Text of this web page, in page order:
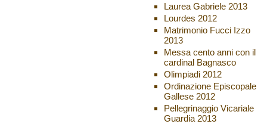
Laurea Gabriele 2013
Lourdes 2012
Matrimonio Fucci Izzo
2013
Messa cento anni con il
cardinal Bagnasco
Olimpiadi 2012
Ordinazione Episcopale
Gallese 2012
Pellegrinaggio Vicariale
Guardia 2013